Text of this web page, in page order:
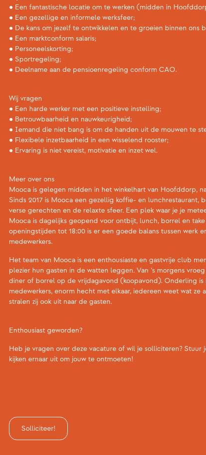
● Een fantastische locatie om te werken (midden in
● Een gezellige en informele werksfeer;
● De kans om jezelf te ontwikkelen en te groeien binnen ons
● Een marktconform salaris;
● Personeelskorting;
● Sportregeling;
● Deelname aan de pensioenregeling conform CAO.
Wij vragen
● Een harde werker met een positieve instelling;
● Betrouwbaarheid en nauwkeurigheid;
● Iemand die niet bang is om de handen uit de mouwen te
● Flexibele inzetbaarheid in een wisselend rooster;
● Ervaring is niet vereist, motivatie en inzet wel.
Meer over ons
Mooca is gelegen midden in het winkelhart van Hoofddorp,
Sinds 2017 is Mooca een gezellig koffie- en lunchrestaurant,
verse gerechten en de relaxte sfeer. Een plek waar je je
Mooca is dagelijks geopend voor ontbijt, lunch, borrel en
openingstijden tot 18:00 is er een goede balans tussen werk
medewerkers.
Het team van Mooca is een enthousiaste en gastvrije club
plezier hun gasten in de watten leggen. Van ‘s morgens
diner of borrel op de vrijdagavond (koopavond). Onderling is
medewerkers, enorm hecht met elkaar, iedereen weet wat ze
stralen zij ook uit naar de gasten.
Enthousiast geworden?
Heb je vragen over deze vacature of wil je solliciteren? Stuur
kijken ernaar uit om jouw te ontmoeten!
Solliciteer!